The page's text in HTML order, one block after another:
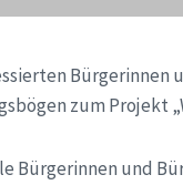
Bürgerinnen
zum Projekt
Bürgerinnen und